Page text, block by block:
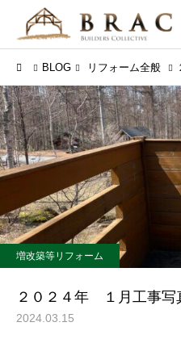
BLOG リフォーム全般
増改築等リフォーム
２０２４年 １月工事写
2024.03.15